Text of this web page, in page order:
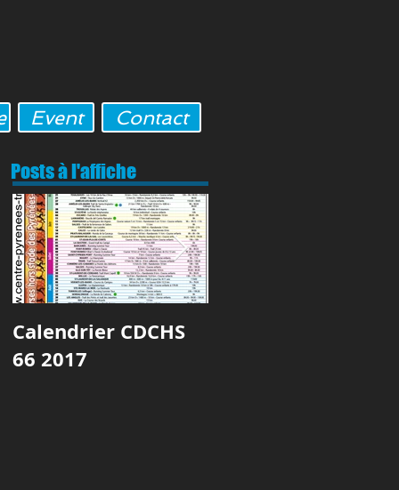
Posts à l'affiche
Calendrier CDCHS
66 2017
Event Contact